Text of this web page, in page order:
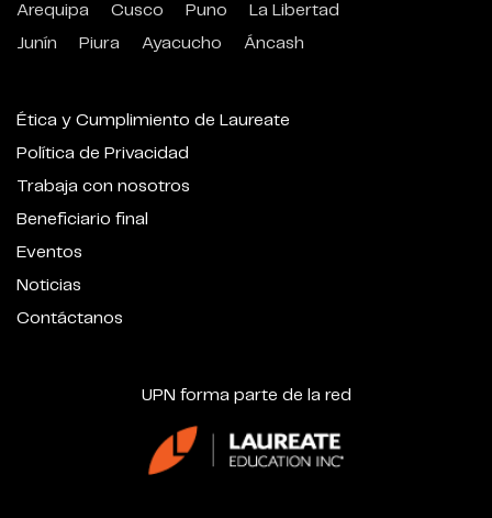
Arequipa Cusco Puno
La Libertad
Junín
Piura Ayacucho Áncash
Ética y Cumplimiento de Laureate
Política de Privacidad
Trabaja con nosotros
Beneficiario final
Eventos
Noticias
Contáctanos
UPN forma parte de la red